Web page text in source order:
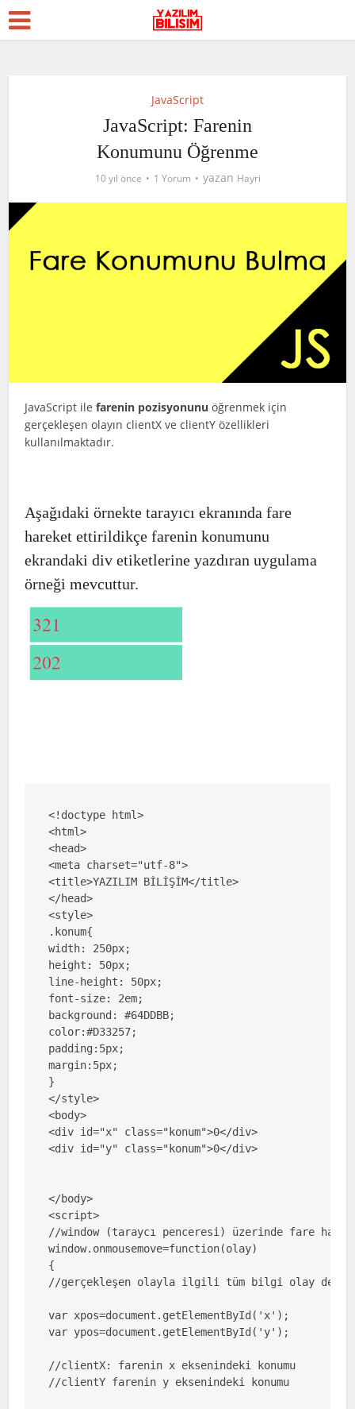
JavaScript
JavaScript: Farenin
Konumunu Öğrenme
10 yıl önce 1 Yorum yazan Hayri
JavaScript ile farenin pozisyonunu öğrenmek için
gerçekleşen olayın clientX ve clientY özellikleri
kullanılmaktadır.
Aşağıdaki örnekte tarayıcı ekranında fare
hareket ettirildikçe farenin konumunu
ekrandaki div etiketlerine yazdıran uygulama
örneği mevcuttur.
<!doctype html>
<html>
<head>
<meta charset="utf-8">
<title>YAZILIM BİLİŞİM</title>
</head>
<style>
.konum{
width: 250px;
height: 50px;
line-height: 50px;
font-size: 2em;
background: #64DDBB;
color:#D33257;
padding:5px;
margin:5px;
}
</style>
<body>
<div id="x" class="konum">0</div>
<div id="y" class="konum">0</div>
</body>
<script>
//window (taraycı penceresi) üzerinde fare
window.onmousemove=function(olay)
{
//gerçekleşen olayla ilgili tüm bilgi olay
var xpos=document.getElementById('x');
var ypos=document.getElementById('y');
//clientX: farenin x eksenindeki konumu
//clientY farenin y eksenindeki konumu